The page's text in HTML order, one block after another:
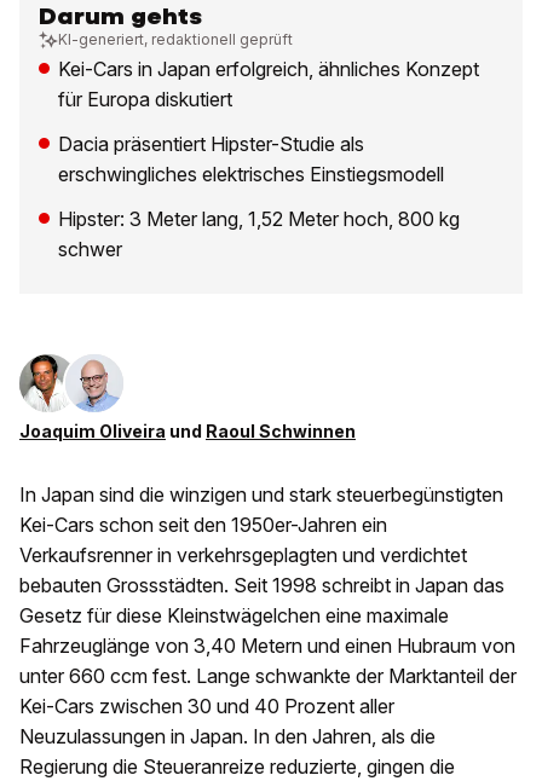
Darum gehts
KI-generiert, redaktionell geprüft
Kei-Cars in Japan erfolgreich, ähnliches Konzept
für Europa diskutiert
Dacia präsentiert Hipster-Studie als
erschwingliches elektrisches Einstiegsmodell
Hipster: 3 Meter lang, 1,52 Meter hoch, 800 kg
schwer
Joaquim Oliveira und Raoul Schwinnen
In Japan sind die winzigen und stark steuerbegünstigten
Kei-Cars schon seit den 1950er-Jahren ein
Verkaufsrenner in verkehrsgeplagten und verdichtet
bebauten Grossstädten. Seit 1998 schreibt in Japan das
Gesetz für diese Kleinstwägelchen eine maximale
Fahrzeuglänge von 3,40 Metern und einen Hubraum von
unter 660 ccm fest. Lange schwankte der Marktanteil der
Kei-Cars zwischen 30 und 40 Prozent aller
Neuzulassungen in Japan. In den Jahren, als die
Regierung die Steueranreize reduzierte, gingen die